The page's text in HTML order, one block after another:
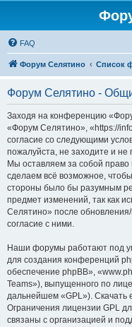
FAQ
Форум Селятино Список
Форум Селятино -
Заходя на конференцию
«Форум Селятино», «https://
согласие со следующими
пожалуйста, не заходите и
Мы оставляем за собой
сделаем всё возможное,
стороны было бы разумным
предмет изменений, так как
Селятино» после
согласие с ними.
Наши форумы работают под
для создания конференций
обеспечение phpBB»,
Teams»), выпущенного по
дальнейшем «GPL»). Скачать
Ограничения лицензии GPL
связаны с организацией и